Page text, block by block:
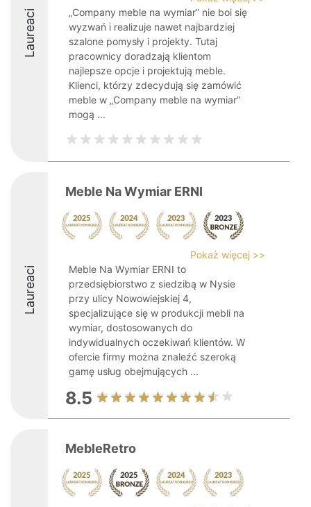
Laureaci
„Company meble na wymiar” nie boi się
wyzwań i realizuje nawet najbardziej
szalone pomysły i projekty. Tutaj
pracownicy doradzają klientom
najlepsze opcje i projektują meble.
Klienci, którzy zdecydują się zamówić
meble w „Company meble na wymiar”
mogą ...
Laureaci
Meble Na Wymiar ERNI
Pokaż więcej >>
Meble Na Wymiar ERNI to
przedsiębiorstwo z siedzibą w Nysie
przy ulicy Nowowiejskiej 4,
specjalizujące się w produkcji mebli na
wymiar, dostosowanych do
indywidualnych oczekiwań klientów. W
ofercie firmy można znaleźć szeroką
gamę usług obejmujących ...
8.5
MebleRetro